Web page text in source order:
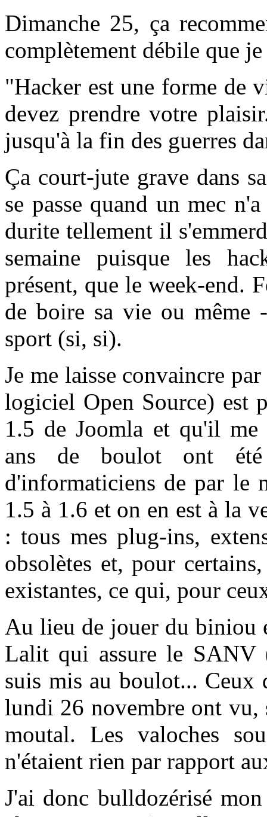
Dimanche 25, ça
complètement débile que
"Hacker est une forme de
devez prendre votre
jusqu'à la fin des guerres
Ça court-jute grave dans
se passe quand un mec
durite tellement il
semaine puisque les
présent, que le week-end.
de boire sa vie ou
sport (si, si).
Je me laisse convaincre
logiciel Open Source) est
1.5 de Joomla et qu'il me
ans de boulot ont été
d'informaticiens de par le
1.5 à 1.6 et on en est à la
: tous mes plug-ins,
obsolètes et, pour
existantes, ce qui, pour
Au lieu de jouer du biniou
Lalit qui assure le SANV
suis mis au boulot... Ceux
lundi 26 novembre ont vu,
moutal. Les valoches
n'étaient rien par rapport
J'ai donc bulldozérisé